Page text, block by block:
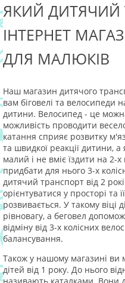
ЯКИЙ ДИТЯЧИЙ
ІНТЕРНЕТ
ДЛЯ МАЛЮКІВ
Наш магазин дитячого
вам біговелі та велосипеди
дитини. Велосипед - це можна
можливість проводити
катання сприяє розвитку
та швидкої реакції дитини,
малий і не вміє їздити на 2-
придбати для нього 3-х
дитячий транспорт від 2
орієнтуватися у просторі та
розвивається. У такому віці
рівновагу, а беговел
відміну від 3-х колісних
балансування.
Також у нашому магазині ви
дітей від 1 року. До нього